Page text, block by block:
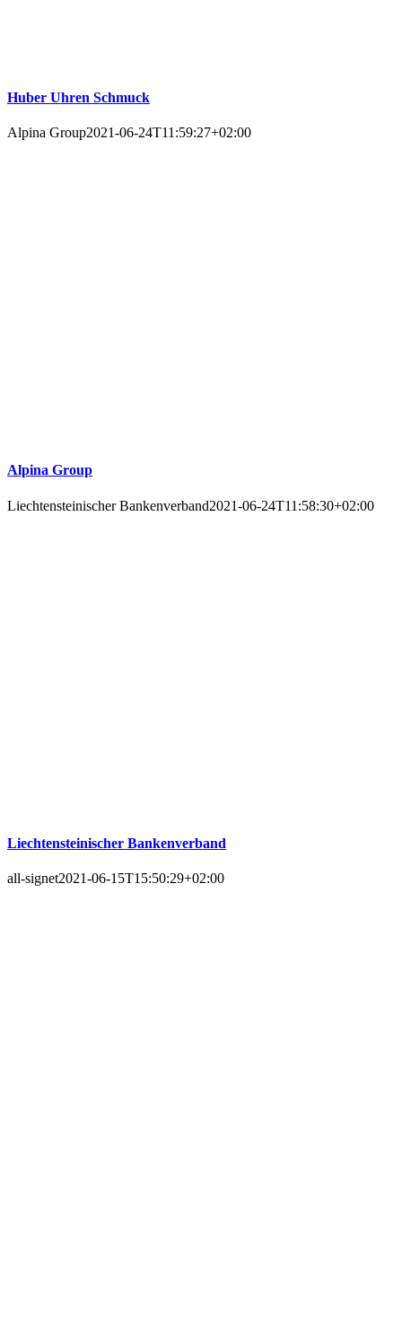
Huber Uhren Schmuck
Alpina Group2021-06-24T11:59:27+02:00
Alpina Group
Liechtensteinischer Bankenverband2021-06-24T11:58:30+02:00
Liechtensteinischer Bankenverband
all-signet2021-06-15T15:50:29+02:00